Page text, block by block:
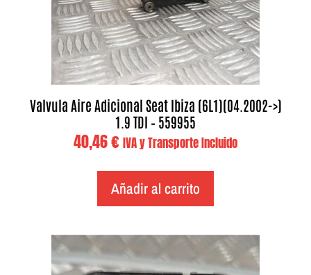
Valvula Aire Adicional Seat Ibiza (6L1)(04.2002->)
1.9 TDI – 559955
40,46€ IVA y Transporte Incluido
Añadir al carrito